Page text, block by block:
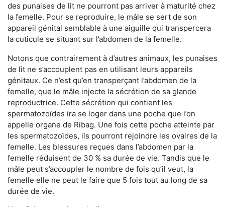
des punaises de lit ne pourront pas arriver à maturité chez
la femelle. Pour se reproduire, le mâle se sert de son
appareil génital semblable à une aiguille qui transpercera
la cuticule se situant sur l’abdomen de la femelle.
Notons que contrairement à d’autres animaux, les punaises
de lit ne s’accouplent pas en utilisant leurs appareils
génitaux. Ce n’est qu’en transperçant l’abdomen de la
femelle, que le mâle injecte la sécrétion de sa glande
reproductrice. Cette sécrétion qui contient les
spermatozoïdes ira se loger dans une poche que l’on
appelle organe de Ribag. Une fois cette poche atteinte par
les spermatozoïdes, ils pourront rejoindre les ovaires de la
femelle. Les blessures reçues dans l’abdomen par la
femelle réduisent de 30 % sa durée de vie. Tandis que le
mâle peut s’accoupler le nombre de fois qu’il veut, la
femelle elle ne peut le faire que 5 fois tout au long de sa
durée de vie.